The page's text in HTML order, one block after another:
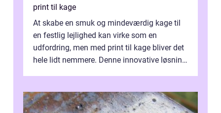
print til kage
At skabe en smuk og mindeværdig kage til
en festlig lejlighed kan virke som en
udfordring, men med print til kage bliver det
hele lidt nemmere. Denne innovative løsning